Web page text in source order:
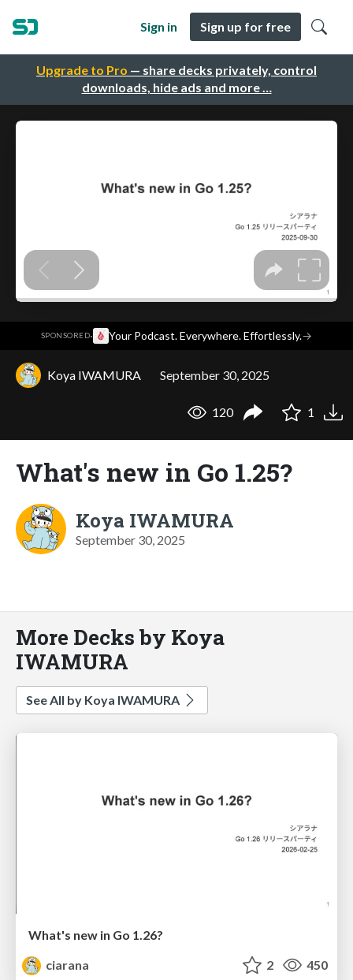
Upgrade to Pro — share decks privately, control
downloads, hide ads and more …
Sign in Sign up for free
SPONSORED· Your Podcast. Everywhere. Effortlessly.→
Koya IWAMURA September 30, 2025
120 1
What's new in Go 1.25?
Koya IWAMURA
September 30, 2025
More Decks by Koya
IWAMURA
See All by Koya IWAMURA
What's new in Go 1.26?
ciarana
2 450